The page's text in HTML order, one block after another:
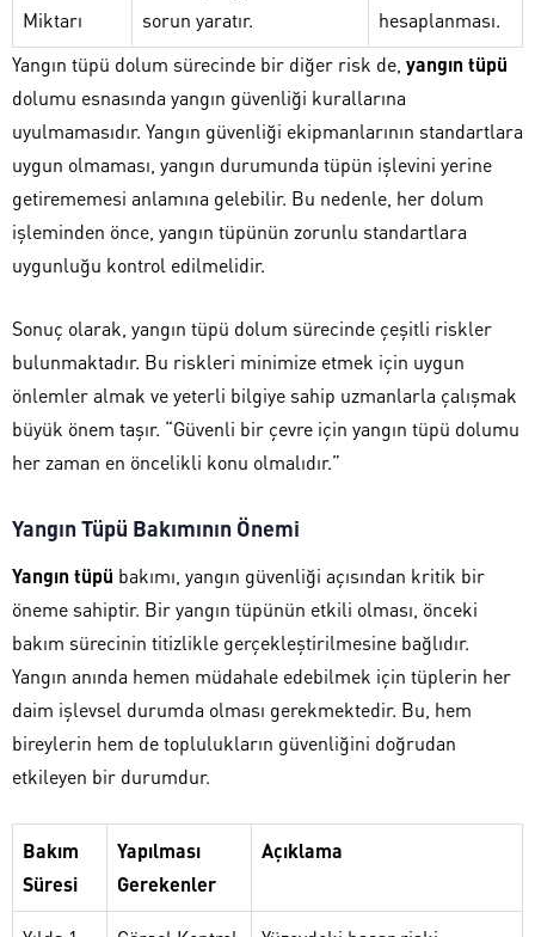
Miktarı
sorun yaratır.
hesaplanması.
Yangın tüpü dolum sürecinde bir diğer risk de, yangın tüpü
dolumu esnasında yangın güvenliği kurallarına
uyulmamasıdır. Yangın güvenliği ekipmanlarının standartlara
uygun olmaması, yangın durumunda tüpün işlevini yerine
getirememesi anlamına gelebilir. Bu nedenle, her dolum
işleminden önce, yangın tüpünün zorunlu standartlara
uygunluğu kontrol edilmelidir.
Sonuç olarak, yangın tüpü dolum sürecinde çeşitli riskler
bulunmaktadır. Bu riskleri minimize etmek için uygun
önlemler almak ve yeterli bilgiye sahip uzmanlarla çalışmak
büyük önem taşır. “Güvenli bir çevre için yangın tüpü dolumu
her zaman en öncelikli konu olmalıdır.”
Yangın Tüpü Bakımının Önemi
Yangın tüpü bakımı, yangın güvenliği açısından kritik bir
öneme sahiptir. Bir yangın tüpünün etkili olması, önceki
bakım sürecinin titizlikle gerçekleştirilmesine bağlıdır.
Yangın anında hemen müdahale edebilmek için tüplerin her
daim işlevsel durumda olması gerekmektedir. Bu, hem
bireylerin hem de toplulukların güvenliğini doğrudan
etkileyen bir durumdur.
Bakım
Süresi
Yapılması
Gerekenler
Açıklama